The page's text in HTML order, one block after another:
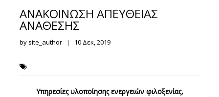
ΑΝΑΚΟΙΝΩΣΗ ΑΠΕΥΘΕΙΑΣ
ΑΝΑΘΕΣΗΣ
by site_author | 10 Δεκ, 2019
Υπηρεσίες υλοποίησης ενεργειών φιλοξενίας,